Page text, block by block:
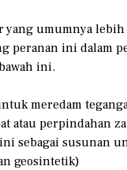
umumnya
peranan ini
ini.
meredam
atau perpindahan
sebagai susunan
geosintetik)